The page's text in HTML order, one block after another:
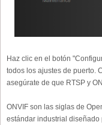
Haz clic en el botón
todos los ajustes de puerto.
asegúrate de que RTSP y
ONVIF son las siglas de
estándar industrial